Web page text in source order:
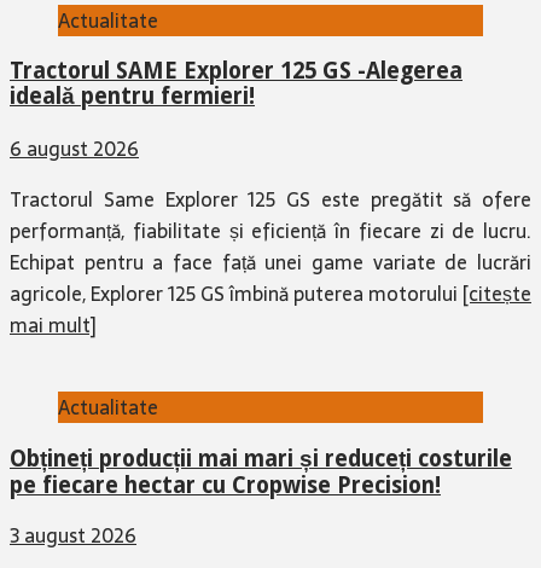
Actualitate
Tractorul SAME Explorer 125 GS -Alegerea
ideală pentru fermieri!
6 august 2026
Tractorul Same Explorer 125 GS este pregătit să ofere
performanță, fiabilitate și eficiență în fiecare zi de lucru.
Echipat pentru a face față unei game variate de lucrări
agricole, Explorer 125 GS îmbină puterea motorului [citește
mai mult]
Actualitate
Obțineți producții mai mari și reduceți costurile
pe fiecare hectar cu Cropwise Precision!
3 august 2026